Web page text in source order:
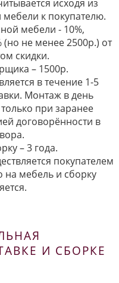
исходя из
к покупателю.
мебели - 10%,
не менее 2500р.) от
скидки.
– 1500р.
в течение 1-5
Монтаж в день
при заранее
договорённости в
– 3 года.
покупателем
на мебель и сборку
И СБОРКЕ